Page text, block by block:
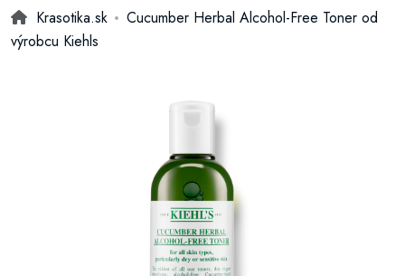
Krasotika.sk
Cucumber Herbal Alcohol-Free Toner od
výrobcu Kiehls